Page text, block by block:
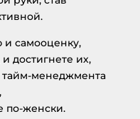
самооценку,
достигнете их,
тайм-менеджмента
по-женски.